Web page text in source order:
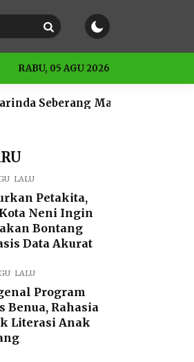
RABU, 05 AGU 2026
Mati Lampu Besok Sabtu 4 Juli
LALU
Petakita,
Neni Ingin
Bontang
Data Akurat
LALU
Program
Benua, Rahasia
Literasi Anak